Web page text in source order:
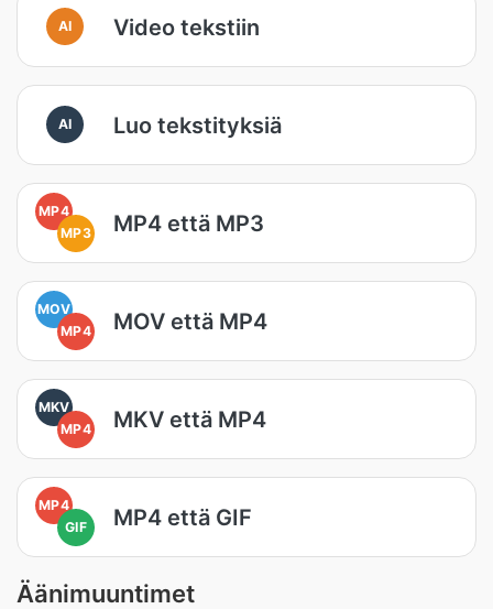
AI Video tekstiin
AI Luo tekstityksiä
MP4
MP3
MP4 että MP3
MOV
MP4
MOV että MP4
MKV
MP4
MKV että MP4
MP4
GIF
MP4 että GIF
Äänimuuntimet